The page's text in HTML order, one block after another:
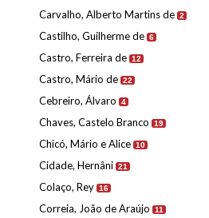
Carvalho, Alberto Martins de 2
Castilho, Guilherme de 6
Castro, Ferreira de 12
Castro, Mário de 22
Cebreiro, Álvaro 4
Chaves, Castelo Branco 19
Chicó, Mário e Alice 10
Cidade, Hernâni 21
Colaço, Rey 16
Correia, João de Araújo 11